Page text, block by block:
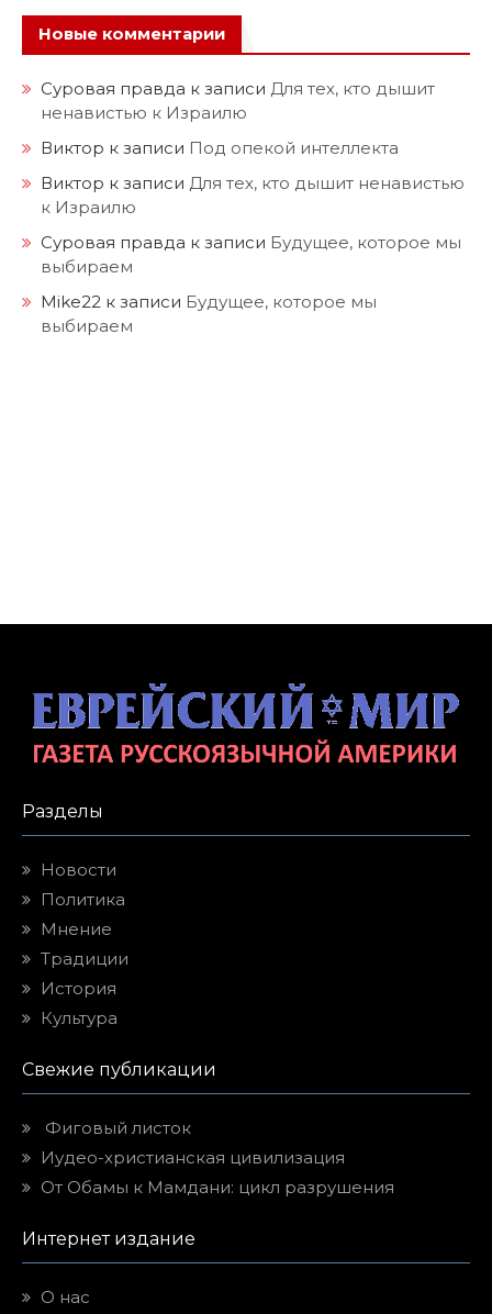
Новые комментарии
Суровая правда к записи Для тех, кто дышит
ненавистью к Израилю
Виктор к записи Под опекой интеллекта
Виктор к записи Для тех, кто дышит ненавистью
к Израилю
Суровая правда к записи Будущее, которое мы
выбираем
Mike22 к записи Будущее, которое мы
выбираем
Разделы
Новости
Политика
Мнение
Традиции
История
Культура
Свежие публикации
Фиговый листок
Иудео-христианская цивилизация
От Обамы к Мамдани: цикл разрушения
Интернет издание
О нас